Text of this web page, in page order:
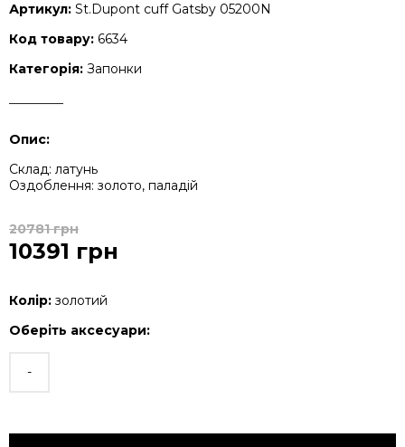
Артикул: St.Dupont cuff Gatsby 05200N
Код товару: 6634
Категорія: Запонки
Опис:
Склад: латунь
Оздоблення: золото, паладій
20781 грн
10391 грн
Колір: золотий
Оберіть аксесуари:
-